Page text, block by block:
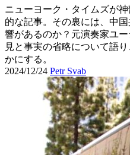
ニューヨーク・タイムズが
的な記事。その裏には、中
響があるのか？元演奏家ユ
見と事実の省略について語
かにする。
2024/12/24 Petr Svab